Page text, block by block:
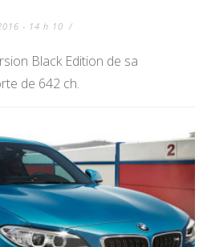
- 14 h 10 /
Black Edition de sa
de 642 ch.